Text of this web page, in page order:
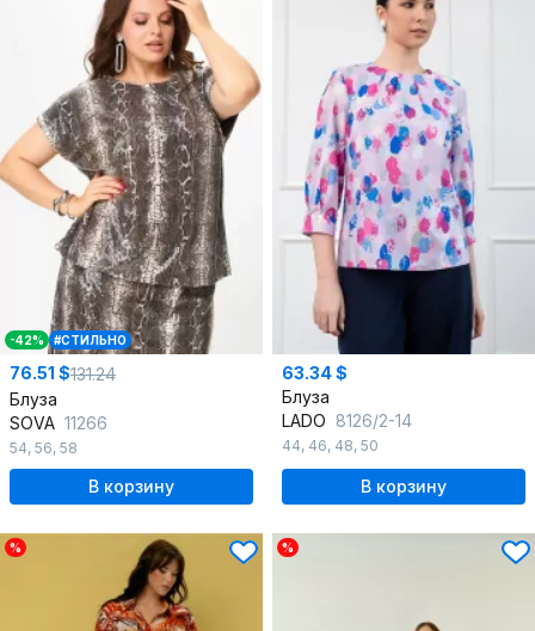
-42% #СТИЛЬНО
76.51 $131.24
Блуза
SOVA 11266
54, 56, 58
В корзину
63.34 $
Блуза
LADO 8126/2-14
44, 46, 48, 50
В корзину
% %